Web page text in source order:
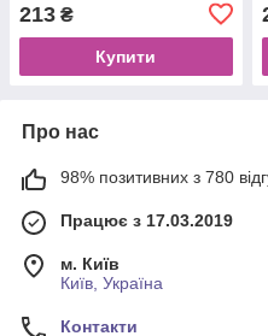
213 ₴
Купити
Про нас
98% позитивних з 780
Працює з 17.03.2019
м. Київ
Київ, Україна
Контакти